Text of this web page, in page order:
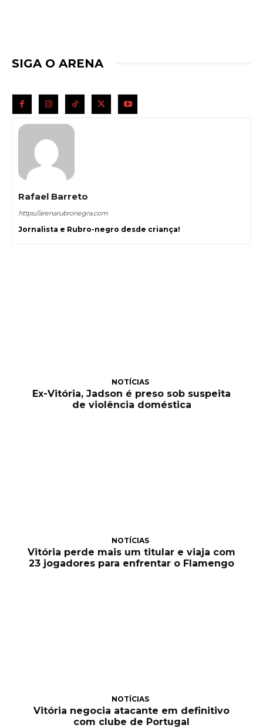
SIGA O ARENA
Rafael Barreto
https://arenarubronegra.com
Jornalista e Rubro-negro desde criança!
NOTÍCIAS
Ex-Vitória, Jadson é preso sob suspeita
de violência doméstica
NOTÍCIAS
Vitória perde mais um titular e viaja com
23 jogadores para enfrentar o Flamengo
NOTÍCIAS
Vitória negocia atacante em definitivo
com clube de Portugal